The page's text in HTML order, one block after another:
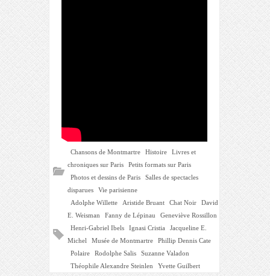
Chansons de Montmartre Histoire
Livres et
chroniques sur Paris
Petits formats sur Paris
Photos et dessins de Paris
Salles de spectacles
disparues
Vie parisienne
Adolphe Willette
Aristide Bruant Chat Noir
David
E. Weisman
Fanny de Lépinau
Geneviève Rossillon
Henri-Gabriel Ibels
Ignasi Cristia
Jacqueline E.
Michel
Musée de Montmartre
Phillip Dennis Cate
Polaire
Rodolphe Salis
Suzanne Valadon
Théophile Alexandre Steinlen
Yvette Guilbert